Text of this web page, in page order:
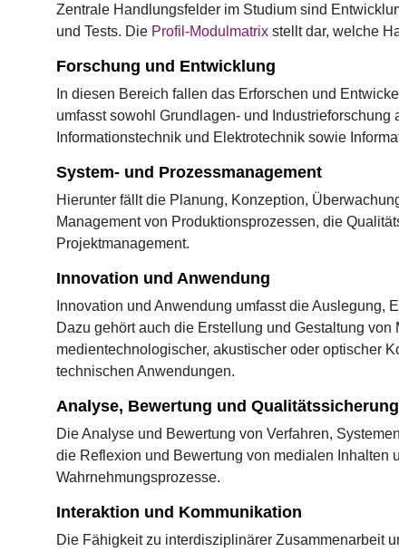
Zentrale Handlungsfelder im Studium sind
und Tests. Die Profil-Modulmatrix stellt dar, welche
Forschung und Entwicklung
In diesen Bereich fallen das Erforschen und
umfasst sowohl Grundlagen- und
Informationstechnik und Elektrotechnik sowie
System- und Prozessmanagement
Hierunter fällt die Planung, Konzeption,
Management von Produktionsprozessen, die
Projektmanagement.
Innovation und Anwendung
Innovation und Anwendung umfasst die
Dazu gehört auch die Erstellung und Gestaltung
medientechnologischer, akustischer oder optischer
technischen Anwendungen.
Analyse, Bewertung und Qualitätssicherung
Die Analyse und Bewertung von Verfahren,
die Reflexion und Bewertung von medialen
Wahrnehmungsprozesse.
Interaktion und Kommunikation
Die Fähigkeit zu interdisziplinärer Zusammenarbeit